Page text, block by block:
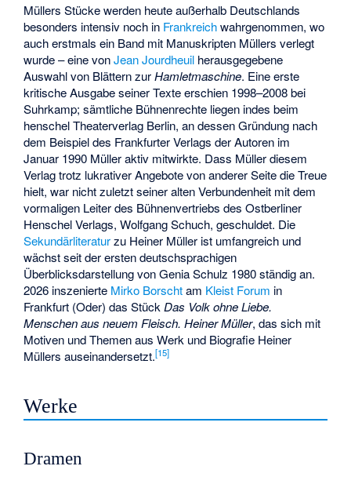
Müllers Stücke werden heute außerhalb Deutschlands
besonders intensiv noch in Frankreichwahrgenommen, wo
auch erstmals ein Band mit Manuskripten Müllers verlegt
wurde – eine vonJean Jourdheuil herausgegebene
Auswahl von Blättern zurHamletmaschine. Eine erste
kritische Ausgabe seiner Texte erschien 1998–2008 bei
Suhrkamp; sämtliche Bühnenrechte liegen indes beim
henschel Theaterverlag Berlin, an dessen Gründung nach
dem Beispiel des Frankfurter Verlags der Autoren im
Januar 1990 Müller aktiv mitwirkte. Dass Müller diesem
Verlag trotz lukrativer Angebote von anderer Seite die Treue
hielt, war nicht zuletzt seiner alten Verbundenheit mit dem
vormaligen Leiter des Bühnenvertriebs des Ostberliner
Henschel Verlags, Wolfgang Schuch, geschuldet. Die
Sekundärliteraturzu Heiner Müller ist umfangreich und
wächst seit der ersten deutschsprachigen
Überblicksdarstellung von Genia Schulz 1980 ständig an.
2026 inszenierte Mirko Borschtam Kleist Forum in
Frankfurt (Oder) das StückDas Volk ohne Liebe.
Menschen aus neuem Fleisch. Heiner Müller, das sich mit
Motiven und Themen aus Werk und Biografie Heiner
Müllers auseinandersetzt.[15]
Werke
Dramen